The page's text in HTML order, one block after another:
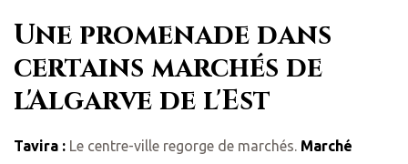
Une promenade dans
certains marchés de
l'Algarve de l'Est
Tavira : Le centre-ville regorge de marchés. Marché